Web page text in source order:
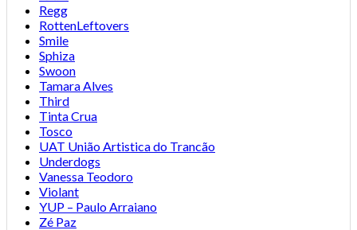
Regg
RottenLeftovers
Smile
Sphiza
Swoon
Tamara Alves
Third
Tinta Crua
Tosco
UAT União Artistica do Trancão
Underdogs
Vanessa Teodoro
Violant
YUP – Paulo Arraiano
Zé Paz